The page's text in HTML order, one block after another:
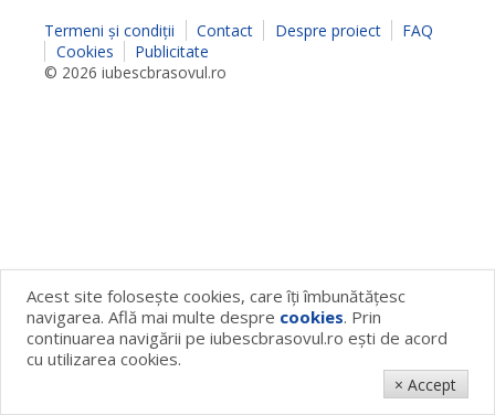
Termeni şi condiţii
Contact Despre proiect
FAQ
Cookies
Publicitate
© 2026 iubescbrasovul.ro
Acest site foloseşte cookies, care îţi îmbunătăţesc
navigarea. Află mai multe despre cookies. Prin
continuarea navigării pe iubescbrasovul.ro eşti de acord
cu utilizarea cookies.
× Accept